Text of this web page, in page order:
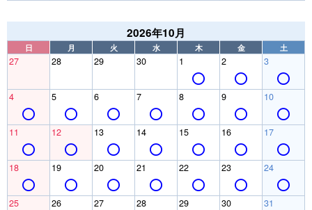
2026年10月
日 月 火 水 木 金 土
27 28 29 30 1 2 3
4 5 6 7 8 9 10
11 12 13 14 15 16 17
18 19 20 21 22 23 24
25 26 27 28 29 30 31